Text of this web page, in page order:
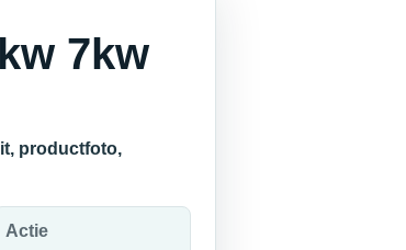
7kw
productfoto,
Actie